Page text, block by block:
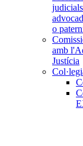
o
amb
Justícia